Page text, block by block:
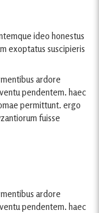
ideo honestus
exoptatus suscipieris
ardore
pendentem. haec
permittunt. ergo
fuisse
ardore
pendentem. haec